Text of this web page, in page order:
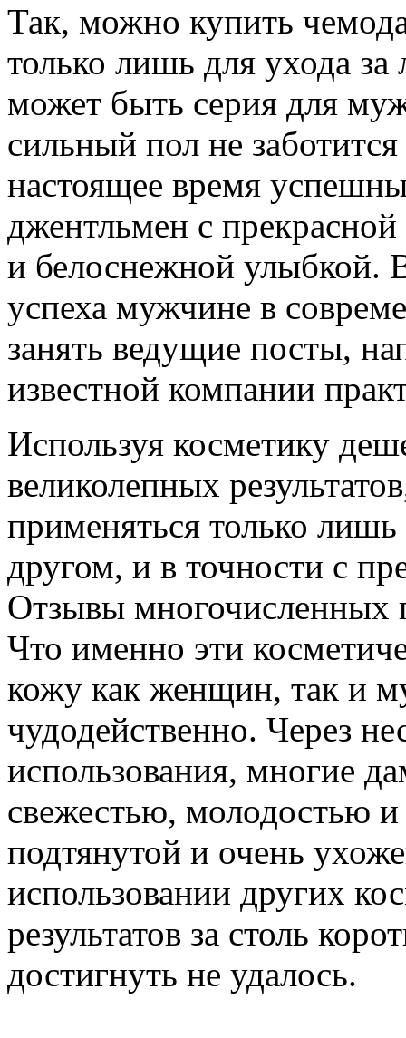
Так, можно купить
только лишь для ухода
может быть серия для
сильный пол не
настоящее время
джентльмен с
и белоснежной улыбкой.
успеха мужчине в
занять ведущие посты,
известной компании
Используя косметику
великолепных
применяться только лишь
другом, и в точности с
Отзывы многочисленных
Что именно эти
кожу как женщин, так и
чудодейственно. Через
использования, многие
свежестью, молодостью и
подтянутой и очень
использовании других
результатов за столь
достигнуть не удалось.